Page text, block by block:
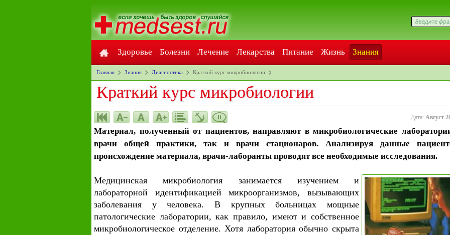
Здоровье Болезни Лечение Лекарства Питание Жизнь Знания
Главная Знания Диагностика Краткий курс микробиологии
Краткий курс микробиологии
0 Дата: Август
Материал, полученный от пациентов, направляют в микробиологические
врачи общей практики, так и врачи стационаров. Анализируя данные
происхождение материала, врачи-лаборанты проводят все необходимые исследования.
Медицинская микробиология занимается изучением и
лабораторной идентификацией микроорганизмов, вызывающих
заболевания у человека. В крупных больницах мощные
патологические лаборатории, как правило, имеют и собственное
микробиологическое отделение. Хотя лаборатория обычно скрыта